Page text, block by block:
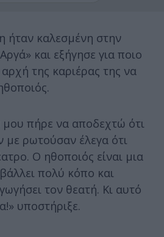
ήταν καλεσμένη στην
και εξήγησε για ποιο
της καριέρας της να
μου πήρε να αποδεχτώ ότι
με ρωτούσαν έλεγα ότι
Ο ηθοποιός είναι μια
πολύ κόπο και
τον θεατή. Κι αυτό
υποστήριξε.